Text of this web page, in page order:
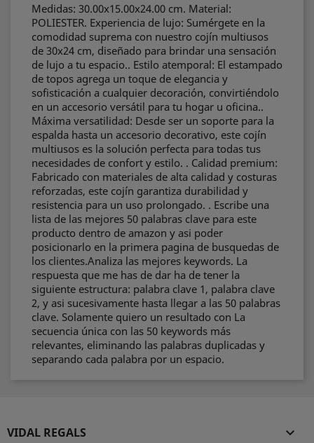
Medidas: 30.00x15.00x24.00 cm. Material:
POLIESTER. Experiencia de lujo: Sumérgete en la
comodidad suprema con nuestro cojín multiusos
de 30x24 cm, diseñado para brindar una sensación
de lujo a tu espacio.. Estilo atemporal: El estampado
de topos agrega un toque de elegancia y
sofisticación a cualquier decoración, convirtiéndolo
en un accesorio versátil para tu hogar u oficina..
Máxima versatilidad: Desde ser un soporte para la
espalda hasta un accesorio decorativo, este cojín
multiusos es la solución perfecta para todas tus
necesidades de confort y estilo. . Calidad premium:
Fabricado con materiales de alta calidad y costuras
reforzadas, este cojín garantiza durabilidad y
resistencia para un uso prolongado. . Escribe una
lista de las mejores 50 palabras clave para este
producto dentro de amazon y asi poder
posicionarlo en la primera pagina de busquedas de
los clientes.Analiza las mejores keywords. La
respuesta que me has de dar ha de tener la
siguiente estructura: palabra clave 1, palabra clave
2, y asi sucesivamente hasta llegar a las 50 palabras
clave. Solamente quiero un resultado con La
secuencia única con las 50 keywords más
relevantes, eliminando las palabras duplicadas y
separando cada palabra por un espacio.
VIDAL REGALS 